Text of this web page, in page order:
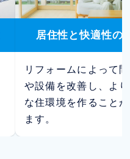
居住性と快適性の
リフォームによって
や設備を改善し、よ
な住環境を作ること
ます。